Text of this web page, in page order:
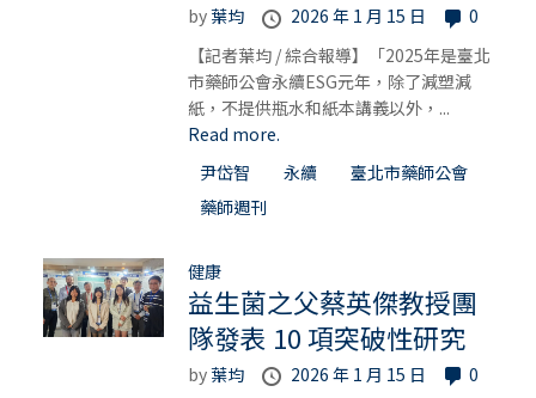
by葉均 2026 年 1 月 15 日
0
【記者葉均 / 綜合報導】「2025年是臺北
市藥師公會永續ESG元年，除了減塑減
紙，不提供瓶水和紙本講義以外，...
Read more.
尹岱智
永續
臺北市藥師公會
藥師週刊
健康
益生菌之父蔡英傑教授團
隊發表 10 項突破性研究
by葉均 2026 年 1 月 15 日
0